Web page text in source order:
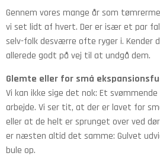
Gennem vores mange år som
vi set lidt af hvert. Der er især et par
selv-folk desværre ofte ryger i. Kender
allerede godt på vej til at undgå dem.
Glemte eller for små
Vi kan ikke sige det nok: Et
arbejde. Vi ser tit, at der er lavet for
eller at de helt er sprunget over ved
er næsten altid det samme: Gulvet
bule op.